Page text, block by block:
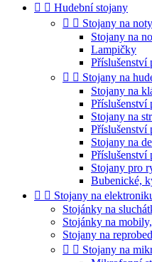
  Hudební stojany
  Stojany na
Stojany na
Lampičky
Příslušenství
  Stojany na
Stojany na
Příslušenství
Stojany na
Příslušenství
Stojany na
Příslušenství
Stojany pro
Bubenické,
  Stojany na
Stojánky na
Stojánky na
Stojany na
  Stojany na